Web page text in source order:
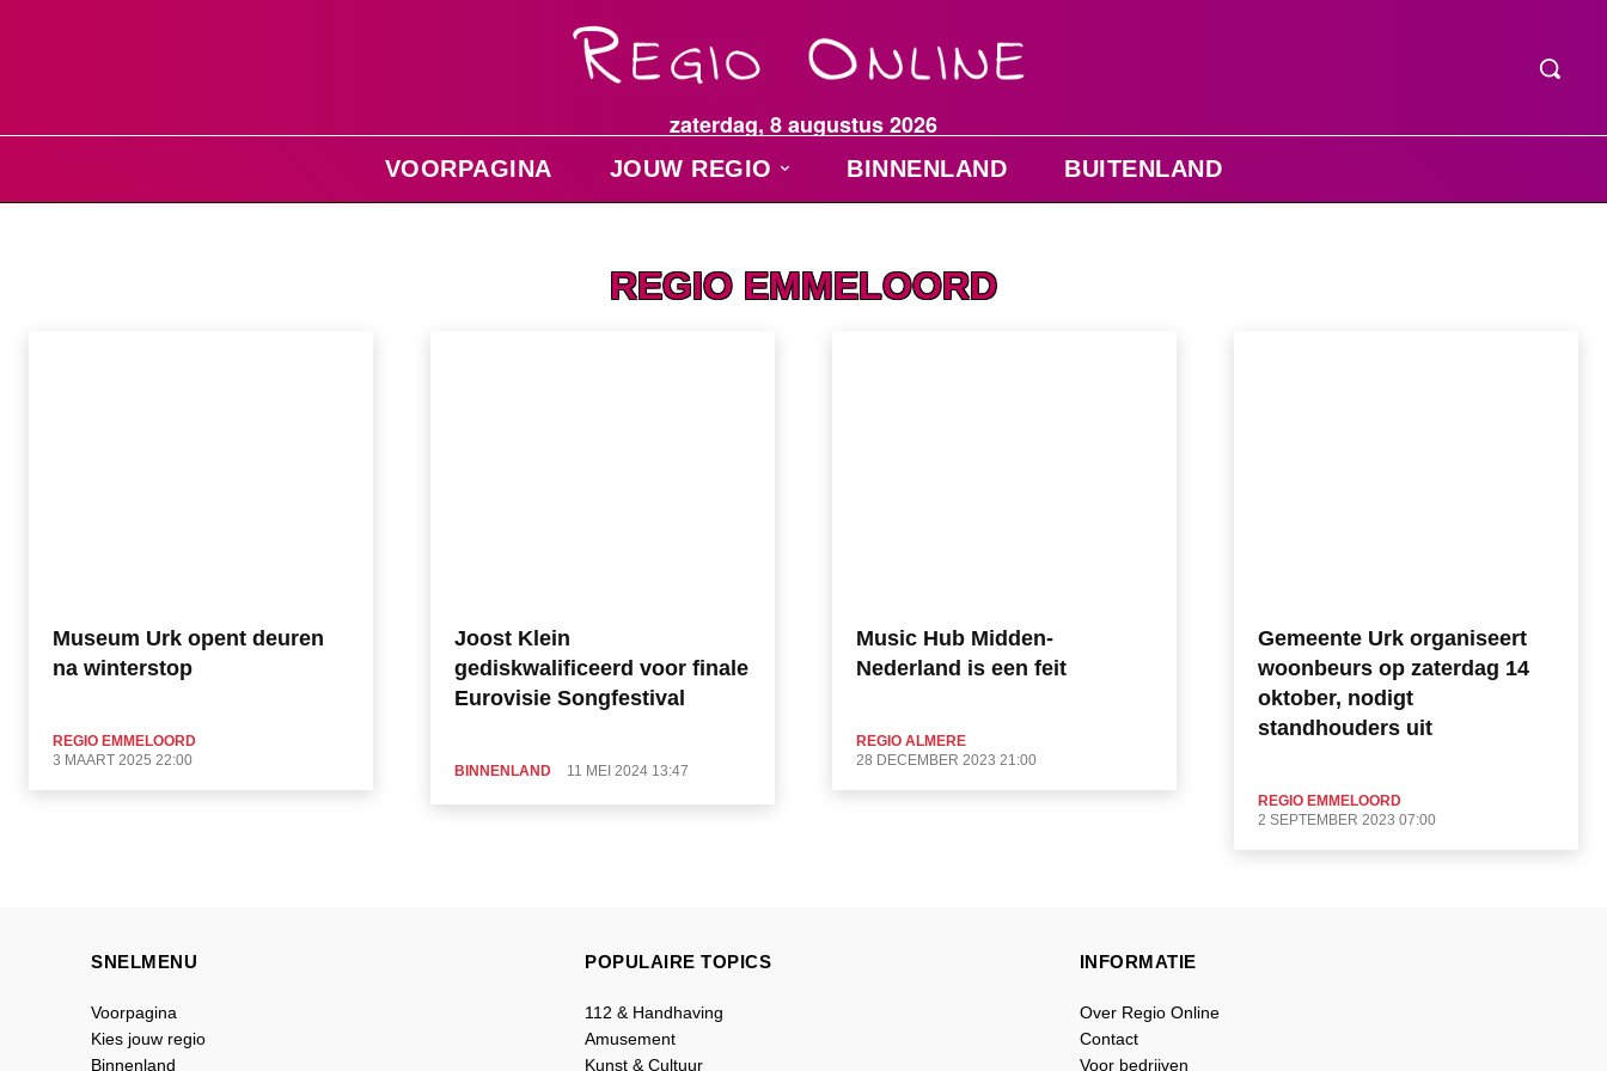
zaterdag, 8 augustus 2026
VOORPAGINA JOUW REGIO BINNENLAND BUITENLAND
REGIO EMMELOORD
Museum Urk opent deuren
na winterstop
REGIO EMMELOORD
3 MAART 2025 22:00
Joost Klein
gediskwalificeerd voor finale
Eurovisie Songfestival
BINNENLAND 11 MEI 2024 13:47
Music Hub Midden-
Nederland is een feit
REGIO ALMERE
28 DECEMBER 2023 21:00
Gemeente Urk organiseert
woonbeurs op zaterdag 14
oktober, nodigt
standhouders uit
REGIO EMMELOORD
2 SEPTEMBER 2023 07:00
SNELMENU
Voorpagina
Kies jouw regio
Binnenland
POPULAIRE TOPICS
112 & Handhaving
Amusement
Kunst & Cultuur
INFORMATIE
Over Regio Online
Contact
Voor bedrijven